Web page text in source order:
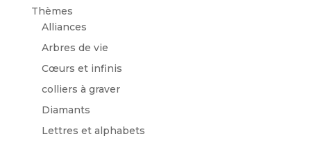
Thèmes
Alliances
Arbres de vie
Cœurs et infinis
colliers à graver
Diamants
Lettres et alphabets